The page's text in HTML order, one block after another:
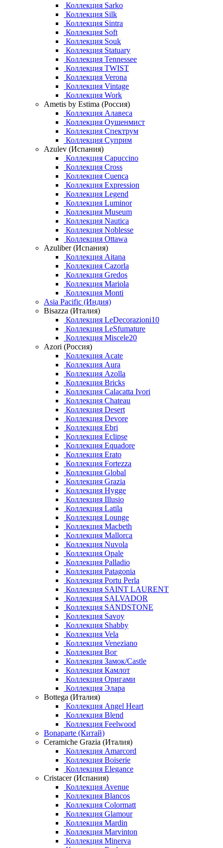
Коллекция Sarko
Коллекция Silk
Коллекция Sintra
Коллекция Soft
Коллекция Souk
Коллекция Statuary
Коллекция Tennessee
Коллекция TWIST
Коллекция Verona
Коллекция Vintage
Коллекция Work
Ametis by Estima (Россия)
Коллекция Алавеса
Коллекция Оушенмист
Коллекция Спектрум
Коллекция Суприм
Azulev (Испания)
Коллекция Capuccino
Коллекция Cross
Коллекция Cuenca
Коллекция Expression
Коллекция Legend
Коллекция Luminor
Коллекция Museum
Коллекция Nautica
Коллекция Noblesse
Коллекция Ottawa
Azuliber (Испания)
Коллекция Aitana
Коллекция Cazorla
Коллекция Gredos
Коллекция Mariola
Коллекция Monti
Asia Pacific (Индия)
Bisazza (Италия)
Коллекция LeDecorazioni10
Коллекция LeSfumature
Коллекция Miscele20
Azori (Россия)
Коллекция Acate
Коллекция Aura
Коллекция Azolla
Коллекция Bricks
Коллекция Calacatta Ivori
Коллекция Chateau
Коллекция Desert
Коллекция Devore
Коллекция Ebri
Коллекция Eclipse
Коллекция Equadore
Коллекция Erato
Коллекция Fortezza
Коллекция Global
Коллекция Grazia
Коллекция Hygge
Коллекция Illusio
Коллекция Latila
Коллекция Lounge
Коллекция Macbeth
Коллекция Mallorca
Коллекция Nuvola
Коллекция Opale
Коллекция Palladio
Коллекция Patagonia
Коллекция Portu Perla
Коллекция SAINT LAURENT
Коллекция SALVADOR
Коллекция SANDSTONE
Коллекция Savoy
Коллекция Shabby
Коллекция Vela
Коллекция Veneziano
Коллекция Вог
Коллекция Замок/Castle
Коллекция Камлот
Коллекция Оригами
Коллекция Элара
Bottega (Италия)
Коллекция Angel Heart
Коллекция Blend
Коллекция Feelwood
Bonaparte (Китай)
Ceramiche Grazia (Италия)
Коллекция Amarcord
Коллекция Boiserie
Коллекция Elegance
Cristacer (Испания)
Коллекция Avenue
Коллекция Blancos
Коллекция Colormatt
Коллекция Glamour
Коллекция Mardin
Коллекция Marvinton
Коллекция Minerva